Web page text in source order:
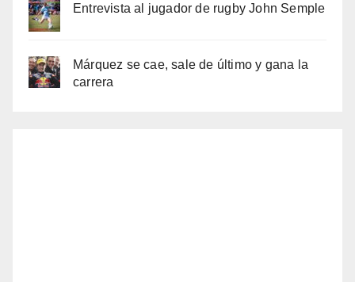
Entrevista al jugador de rugby John Semple
Márquez se cae, sale de último y gana la
carrera